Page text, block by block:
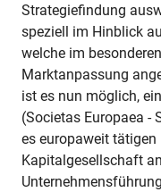
Strategiefindung
speziell im Hinblick
welche im
Marktanpassung
ist es nun möglich,
(Societas Europaea -
es europaweit tätigen
Kapitalgesellschaft